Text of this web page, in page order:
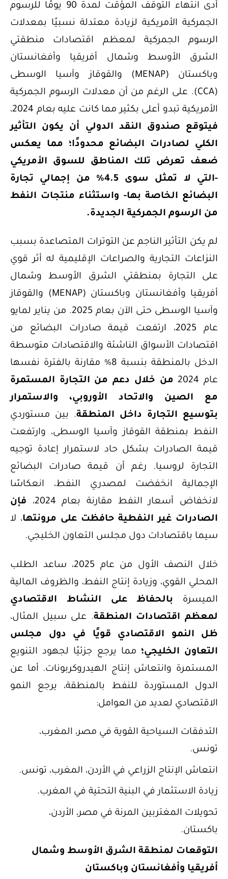
أدى انتهاء التوقف المؤقت لمدة 90 يومًا للرسوم
الجمركية الأمريكية لزيادة معتدلة نسبيًا بمعدلات
الرسوم الجمركية لمعظم اقتصادات منطقتي
الشرق الأوسط وشمال أفريقيا وأفغانستان
وباكستان (MENAP) والقوقاز وآسيا الوسطى
(CCA). على الرغم من أن معدلات الرسوم الجمركية
الأمريكية تبدو أعلى بكثير مما كانت عليه بعام 2024،
فيتوقع صندوق النقد الدولي أن
يكون التأثير
الكلي لصادرات البضائع محدودًا؛ مما يعكس
ضعف تعرض تلك المناطق للسوق الأمريكي
-التي لا تمثل سوى 4.5% من إجمالي تجارة
البضائع الخاصة بها- واستثناء منتجات النفط
من الرسوم الجمركية الجديدة.
لم يكن التأثير الناجم عن التوترات المتصاعدة بسبب
النزاعات التجارية والصراعات الإقليمية له أثر قوي
على التجارة بمنطقتي الشرق الأوسط وشمال
أفريقيا وأفغانستان وباكستان (MENAP) والقوقاز
وآسيا الوسطى حتى الآن بعام 2025. من يناير لمايو
عام 2025، ارتفعت قيمة صادرات البضائع من
اقتصادات الأسواق الناشئة والاقتصادات متوسطة
الدخل بالمنطقة بنسبة 8% مقارنة بالفترة نفسها
عام 2024
من خلال دعم من التجارة المستمرة
مع الصين والاتحاد الأوروبي، والاستمرار
بتوسيع التجارة داخل المنطقة. بين مستوردي
النفط بمنطقة القوقاز وآسيا الوسطى، وارتفعت
قيمة الصادرات بشكل حاد لاستمرار إعادة توجيه
التجارة لروسيا. رغم أن قيمة صادرات البضائع
الإجمالية انخفضت لمصدري النفط، انعكاسًا
لانخفاض أسعار النفط مقارنة بعام 2024،
فإن
الصادرات غير النفطية حافظت على مرونتها، لا
سيما باقتصادات دول مجلس التعاون الخليجي.
خلال النصف الأول من عام 2025، ساعد الطلب
المحلي القوي، وزيادة إنتاج النفط، والظروف المالية
الميسرة
بالحفاظ على النشاط الاقتصادي
لمعظم اقتصادات المنطقة. على سبيل المثال،
ظل النمو الاقتصادي قويًا في دول مجلس
التعاون الخليجي؛مما يرجع جزئيًا لجهود التنويع
المستمرة وانتعاش إنتاج الهيدروكربونات. أما عن
الدول المستوردة للنفط بالمنطقة، يرجع النمو
الاقتصادي لعديد من العوامل:
التدفقات السياحية القوية في مصر، المغرب،
تونس.
انتعاش الإنتاج الزراعي في الأردن، المغرب، تونس.
زيادة الاستثمار في البنية التحتية في المغرب.
تحويلات المغتربين المرنة في مصر، الأردن،
باكستان.
التوقعات لمنطقة الشرق الأوسط وشمال
أفريقيا وأفغانستان وباكستان